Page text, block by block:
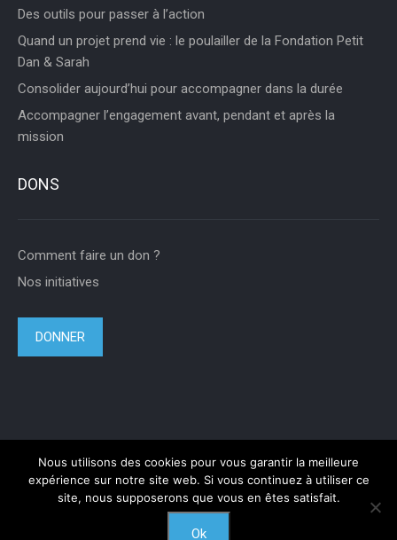
Des outils pour passer à l’action
Quand un projet prend vie : le poulailler de la Fondation Petit
Dan & Sarah
Consolider aujourd’hui pour accompagner dans la durée
Accompagner l’engagement avant, pendant et après la
mission
DONS
Comment faire un don ?
Nos initiatives
DONNER
Nous utilisons des cookies pour vous garantir la meilleure
expérience sur notre site web. Si vous continuez à utiliser ce
site, nous supposerons que vous en êtes satisfait.
Ok